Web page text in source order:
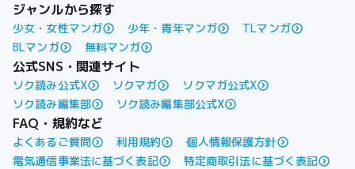
ジャンルから探す
少女・女性マンガ 少年・青年マンガ
TLマンガ
BLマンガ
無料マンガ
公式SNS・関連サイト
ソク読み公式X ソクマガ
ソクマガ公式X
ソク読み編集部
ソク読み編集部公式X
FAQ・規約など
よくあるご質問 利用規約
個人情報保護方針
電気通信事業法に基づく表記
特定商取引法に基づく表記